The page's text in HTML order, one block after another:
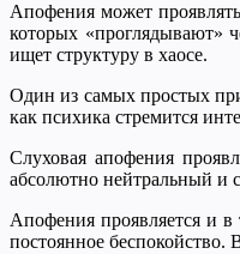
Апофения может
которых «проглядывают»
ищет структуру в хаосе.
Один из самых простых
как психика стремится
Слуховая апофения
абсолютно нейтральный и
Апофения проявляется и
постоянное беспокойство.